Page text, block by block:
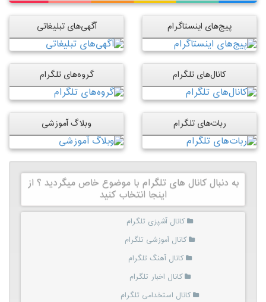
پیج‌های اینستاگرام آگهی‌های تبلیغاتی
کانال‌های تلگرام گروه‌های تلگرام
ربات‌های تلگرام وبلاگ آموزشی
به دنبال کانال های تلگرام با موضوع خاص میگردید ؟ از
اینجا انتخاب کنید
کانال آشپزی تلگرام
کانال آموزشی تلگرام
کانال آهنگ تلگرام
کانال اخبار تلگرام
کانال استخدامی تلگرام